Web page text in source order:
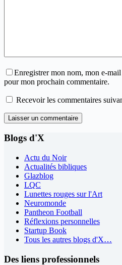
Enregistrer mon nom, mon e-
pour mon prochain commentaire.
Recevoir les commentaires
Laisser un commentaire
Blogs d'X
Actu du Noir
Actualités bibliques
Glazblog
LQC
Lunettes rouges sur l'Art
Neuromonde
Pantheon Football
Réflexions personnelles
Startup Book
Tous les autres blogs d'X…
Des liens professionnels